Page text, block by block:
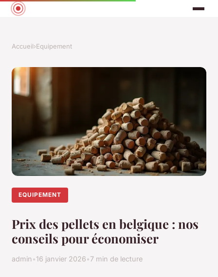
Accueil›Equipement
EQUIPEMENT
Prix des pellets en belgique : nos
conseils pour économiser
admin•16 janvier 2026•7 min de lecture